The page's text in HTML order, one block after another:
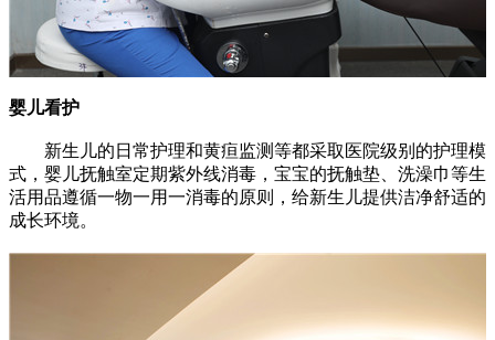
婴儿看护
新生儿的日常护理和黄疸监测等都采取医院级别的护理模
式，婴儿抚触室定期紫外线消毒，宝宝的抚触垫、洗澡巾等生
活用品遵循一物一用一消毒的原则，给新生儿提供洁净舒适的
成长环境。